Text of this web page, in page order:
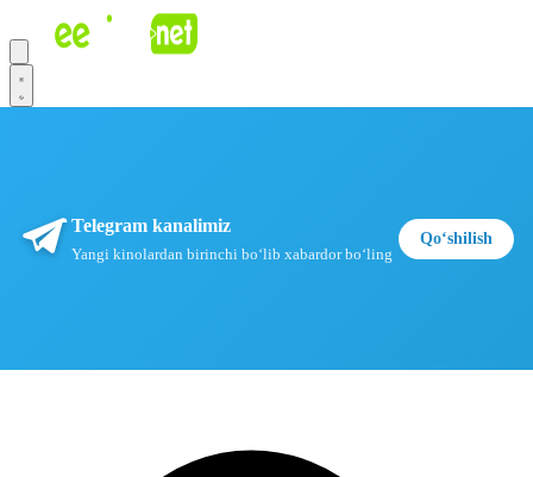
Telegram kanalimiz
Yangi kinolardan birinchi boʻlib xabardor boʻling
Qoʻshilish